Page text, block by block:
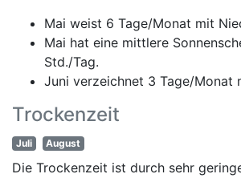
Mai weist 6 Tage/Monat mit
Mai hat eine mittlere
Std./Tag.
Juni verzeichnet 3 Tage/Monat
Trockenzeit
Juli August
Die Trockenzeit ist durch sehr